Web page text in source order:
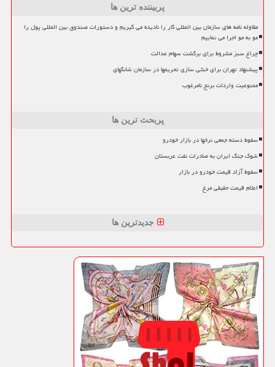
پربیننده ترین ها
مقاوله نامه های سازمان بین المللی کار را نادیده می گیریم و دستورات صندوق بین المللی پول را
مو به مو اجرا می نماییم
چراغ سبز مشروط برای برگشت سهام عدالت
پیشنهاد تهران برای خنثی سازی تحریمها در سازمان شانگهای
ممنوعیت واردات برنج نامرغوب
پربحث ترین ها
سقوط دسته جمعی نرخها در بازار خودرو
شوک جنگ ایران به صادرات نفت عربستان
سقوط آزاد قیمت خودرو در بازار
اعلام قیمت حقیقی مرغ
جدیدترین ها